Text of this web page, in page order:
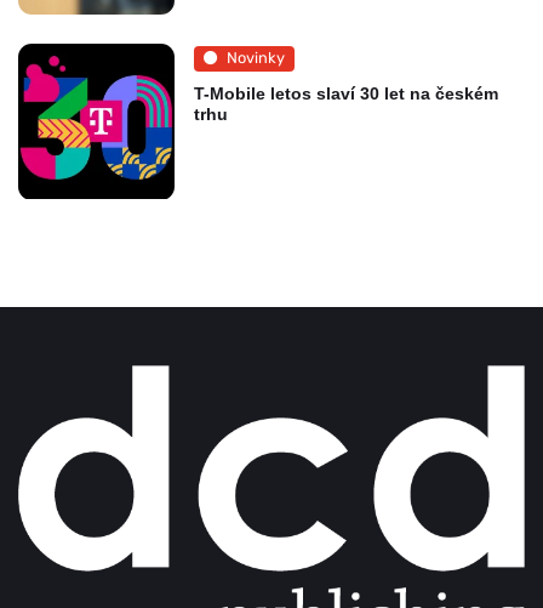
Novinky
T-Mobile letos slaví 30 let na českém
trhu